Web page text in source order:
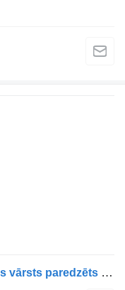
WABCO 4802040300 pneimatiskais vārsts paredzēts Mercedes-Benz Actros MP4 Antos Arocs (2012-) kravas automašīnas